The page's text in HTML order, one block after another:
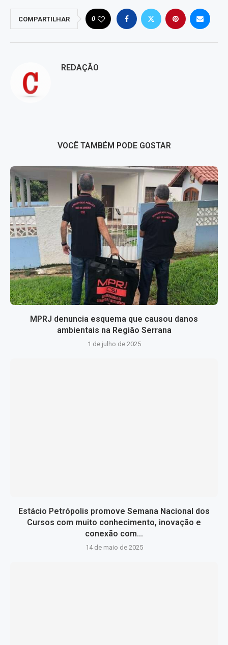
COMPARTILHAR 0
REDAÇÃO
VOCÊ TAMBÉM PODE GOSTAR
MPRJ denuncia esquema que causou danos
ambientais na Região Serrana
1 de julho de 2025
Estácio Petrópolis promove Semana Nacional dos
Cursos com muito conhecimento, inovação e
conexão com...
14 de maio de 2025